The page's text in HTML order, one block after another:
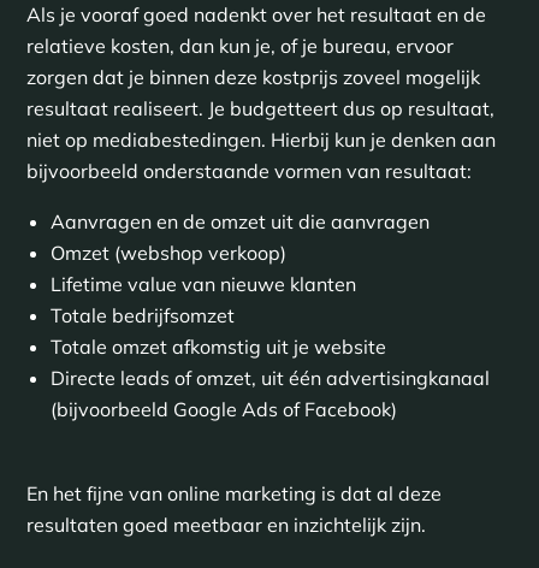
Als je vooraf goed nadenkt over het resultaat en de
relatieve kosten, dan kun je, of je bureau, ervoor
zorgen dat je binnen deze kostprijs zoveel mogelijk
resultaat realiseert. Je budgetteert dus op resultaat,
niet op mediabestedingen. Hierbij kun je denken aan
bijvoorbeeld onderstaande vormen van resultaat:
Aanvragen en de omzet uit die aanvragen
Omzet (webshop verkoop)
Lifetime value van nieuwe klanten
Totale bedrijfsomzet
Totale omzet afkomstig uit je website
Directe leads of omzet, uit één advertisingkanaal
(bijvoorbeeld Google Ads of Facebook)
En het fijne van online marketing is dat al deze
resultaten goed meetbaar en inzichtelijk zijn.